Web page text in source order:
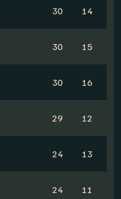
30 14
30 15
30 16
29 12
24 13
24 11